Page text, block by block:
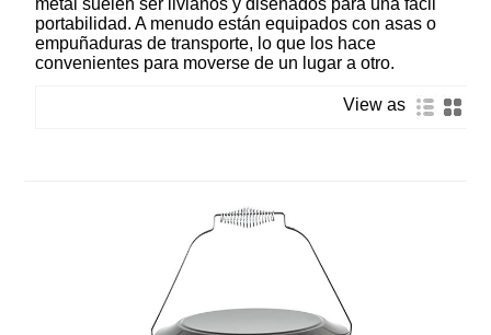
metal suelen ser livianos y diseñados para una fácil
portabilidad. A menudo están equipados con asas o
empuñaduras de transporte, lo que los hace
convenientes para moverse de un lugar a otro.
View as